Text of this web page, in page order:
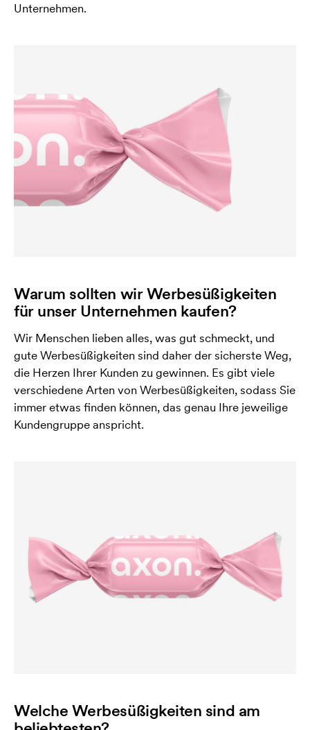
Unternehmen.
Warum sollten wir Werbesüßigkeiten
für unser Unternehmen kaufen?
Wir Menschen lieben alles, was gut schmeckt, und
gute Werbesüßigkeiten sind daher der sicherste Weg,
die Herzen Ihrer Kunden zu gewinnen. Es gibt viele
verschiedene Arten von Werbesüßigkeiten, sodass Sie
immer etwas finden können, das genau Ihre jeweilige
Kundengruppe anspricht.
Welche Werbesüßigkeiten sind am